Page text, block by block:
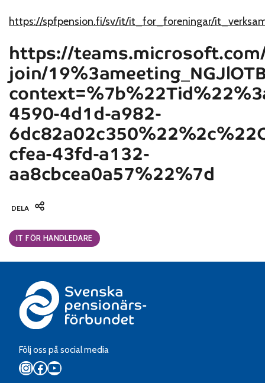
https://spfpension.fi/sv/it/it_for_foreningar/
https://
join/
4590-4d1d-a982-
cfea-43fd-a132-
aa8cbcea0a57%22%7d
DELA
Categories:
IT FÖR HANDLEDARE
Följ oss på social media
Instagram
Facebook
YouTube